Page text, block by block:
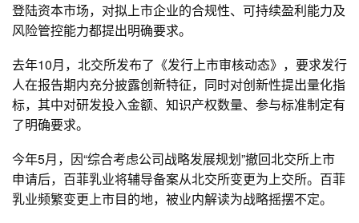
登陆资本市场，对拟上市企业的合规性、可持续盈利能力及
风险管控能力都提出明确要求。
去年10月，北交所发布了《发行上市审核动态》，要求发行
人在报告期内充分披露创新特征，同时对创新性提出量化指
标，其中对研发投入金额、知识产权数量、参与标准制定有
了明确要求。
今年5月，因“综合考虑公司战略发展规划”撤回北交所上市
申请后，百菲乳业将辅导备案从北交所变更为上交所。百菲
乳业频繁变更上市目的地，被业内解读为战略摇摆不定。